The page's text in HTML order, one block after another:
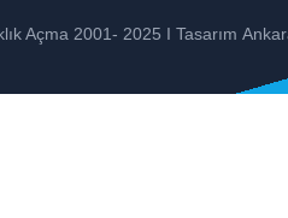
Açma 2001- 2025 I Tasarım